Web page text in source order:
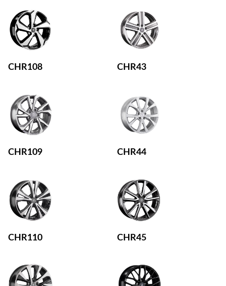
CHR108
CHR109
CHR110
CHR43
CHR44
CHR45